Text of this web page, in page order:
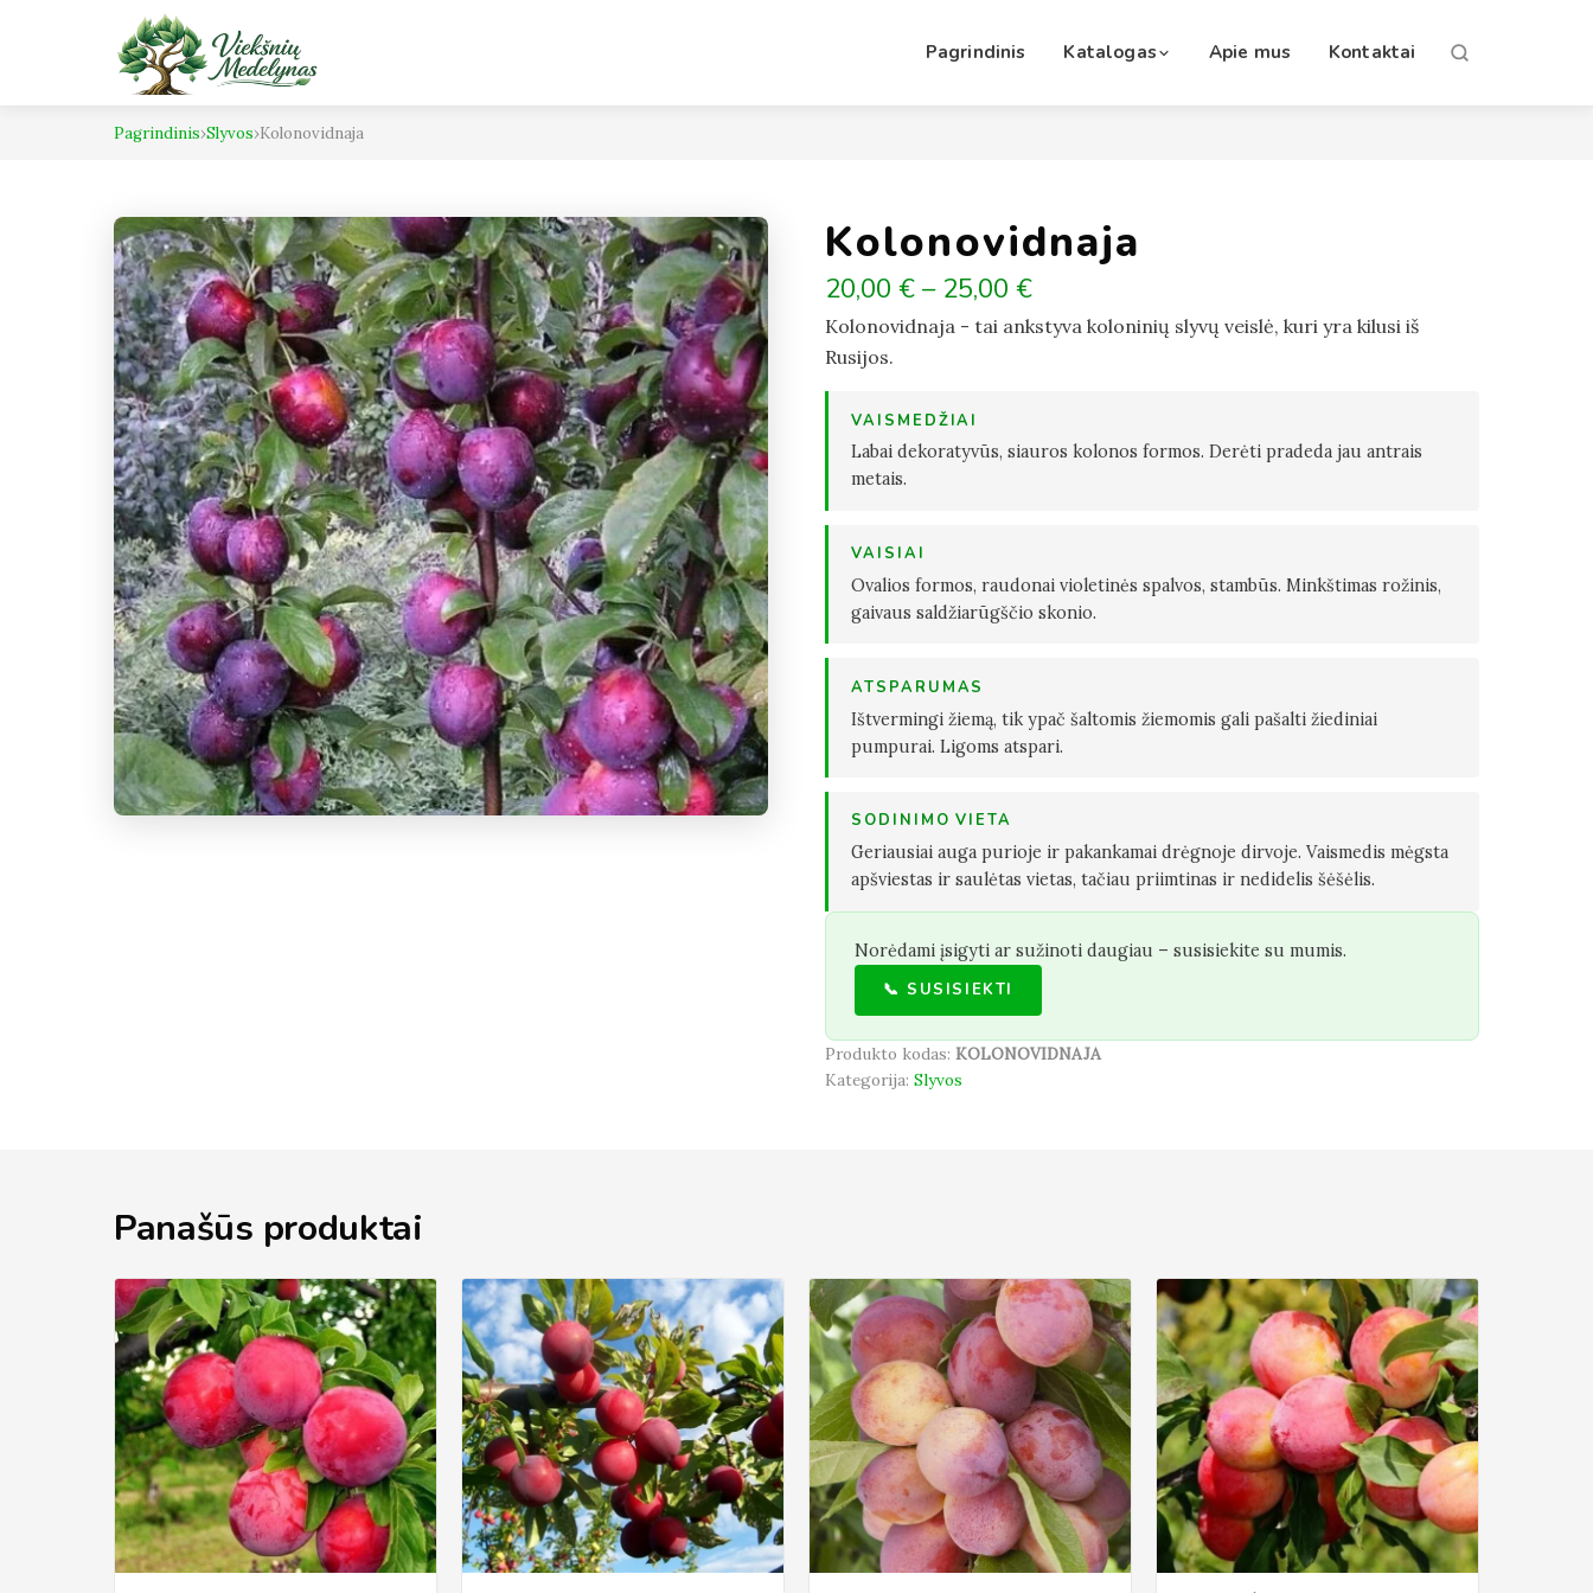
Pagrindinis Katalogas Apie mus Kontaktai
Pagrindinis›Slyvos›Kolonovidnaja
Kolonovidnaja
20,00 € – 25,00 €
Kolonovidnaja - tai ankstyva koloninių slyvų veislė, kuri yra kilusi iš
Rusijos.
VAISMEDŽIAI
Labai dekoratyvūs, siauros kolonos formos. Derėti pradeda jau antrais
metais.
VAISIAI
Ovalios formos, raudonai violetinės spalvos, stambūs. Minkštimas rožinis,
gaivaus saldžiarūgščio skonio.
ATSPARUMAS
Ištvermingi žiemą, tik ypač šaltomis žiemomis gali pašalti žiediniai
pumpurai. Ligoms atspari.
SODINIMO VIETA
Geriausiai auga purioje ir pakankamai drėgnoje dirvoje. Vaismedis mėgsta
apšviestas ir saulėtas vietas, tačiau priimtinas ir nedidelis šėšėlis.
Norėdami įsigyti ar sužinoti daugiau – susisiekite su mumis.
📞 SUSISIEKTI
Produkto kodas: KOLONOVIDNAJA
Kategorija: Slyvos
Panašūs produktai